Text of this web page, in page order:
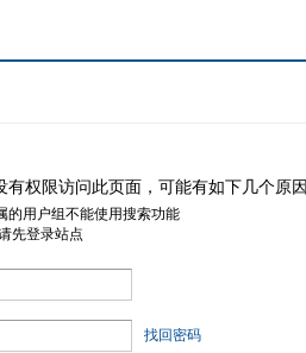
有权限访问此页面，可能有如下几个原因
的用户组不能使用搜索功能
先登录站点
找回密码